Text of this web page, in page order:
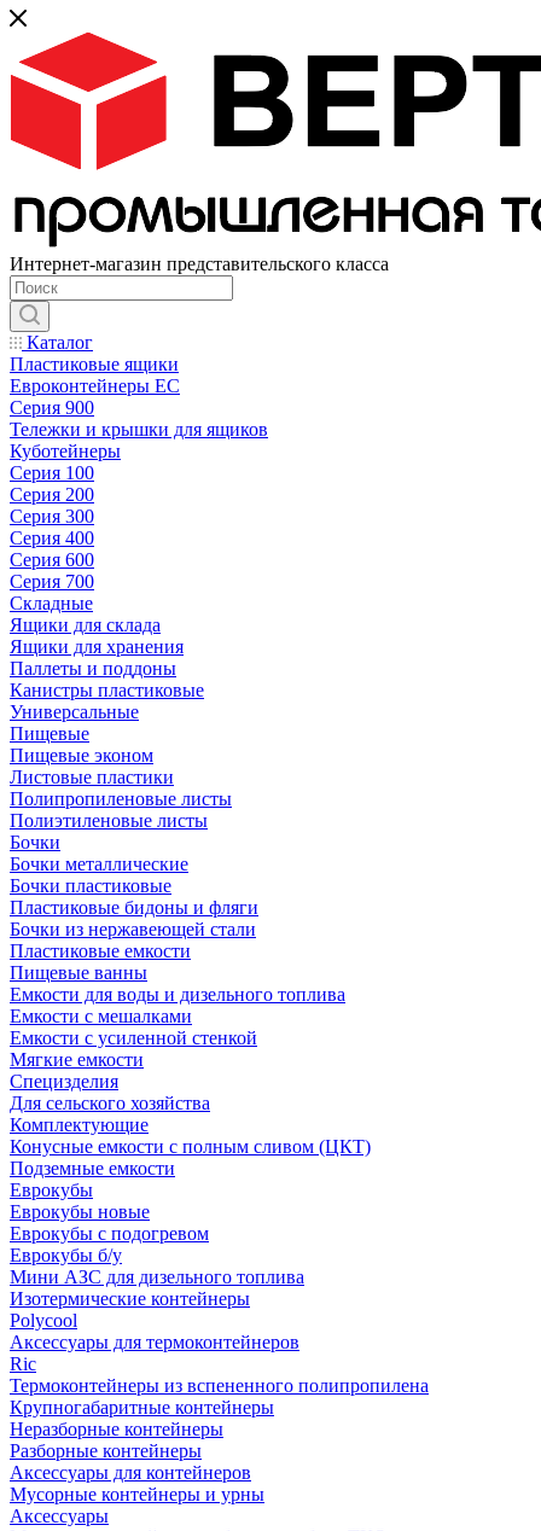
Интернет-магазин представительского класса
Каталог
Пластиковые ящики
Евроконтейнеры ЕС
Серия 900
Тележки и крышки для ящиков
Куботейнеры
Серия 100
Серия 200
Серия 300
Серия 400
Серия 600
Серия 700
Складные
Ящики для склада
Ящики для хранения
Паллеты и поддоны
Канистры пластиковые
Универсальные
Пищевые
Пищевые эконом
Листовые пластики
Полипропиленовые листы
Полиэтиленовые листы
Бочки
Бочки металлические
Бочки пластиковые
Пластиковые бидоны и фляги
Бочки из нержавеющей стали
Пластиковые емкости
Пищевые ванны
Емкости для воды и дизельного топлива
Емкости с мешалками
Емкости с усиленной стенкой
Мягкие емкости
Специзделия
Для сельского хозяйства
Комплектующие
Конусные емкости с полным сливом (ЦКТ)
Подземные емкости
Еврокубы
Еврокубы новые
Еврокубы с подогревом
Еврокубы б/у
Мини АЗС для дизельного топлива
Изотермические контейнеры
Polycool
Аксессуары для термоконтейнеров
Ric
Термоконтейнеры из вспененного полипропилена
Крупногабаритные контейнеры
Неразборные контейнеры
Разборные контейнеры
Аксессуары для контейнеров
Мусорные контейнеры и урны
Аксессуары